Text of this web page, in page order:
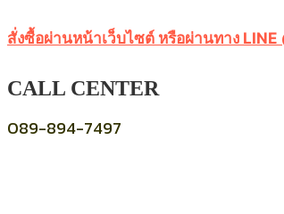
สั่งซื้อผ่านหน้าเว็บไซต์ หรือผ่านทาง
CALL CENTER
089-894-7497